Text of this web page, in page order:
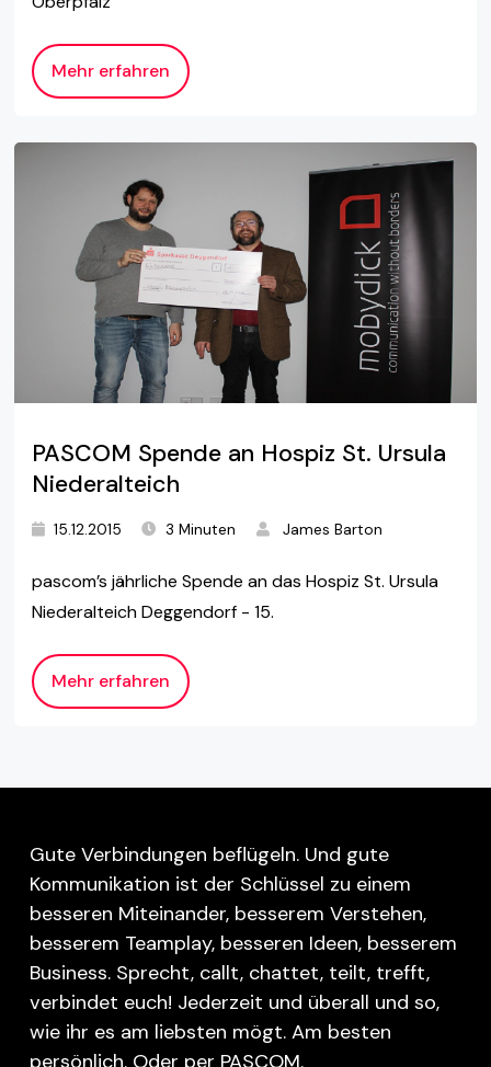
Mehr erfahren
PASCOM Spende an Hospiz St. Ursula
Niederalteich
15.12.2015 3 Minuten James Barton
pascom’s jährliche Spende an das Hospiz St. Ursula
Niederalteich Deggendorf - 15.
Mehr erfahren
Gute Verbindungen beflügeln. Und gute
Kommunikation ist der Schlüssel zu einem
besseren Miteinander, besserem Verstehen,
besserem Teamplay, besseren Ideen, besserem
Business. Sprecht, callt, chattet, teilt, trefft,
verbindet euch! Jederzeit und überall und so,
wie ihr es am liebsten mögt. Am besten